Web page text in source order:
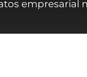
empresarial